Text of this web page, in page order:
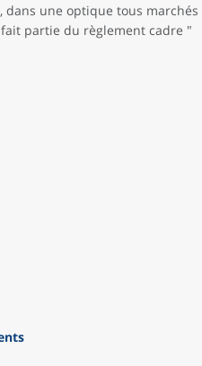
dans une optique tous marchés
fait partie du règlement cadre "